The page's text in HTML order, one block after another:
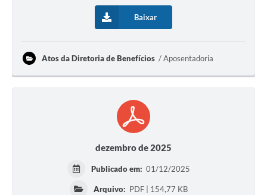
Baixar
Atos da Diretoria de Benefícios Aposentadoria
dezembro de 2025
Publicado em: 01/12/2025
Arquivo: PDF | 154,77 KB